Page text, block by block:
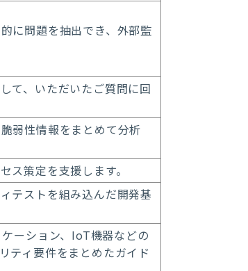
に問題を抽出でき、外部監
て、いただいたご質問に回
弱性情報をまとめて分析
ス策定を支援します。
テストを組み込んだ開発基
ーション、IoT機器などの
ティ要件をまとめたガイド